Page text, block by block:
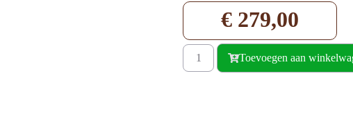
€ 279,00
Toevoegen aan